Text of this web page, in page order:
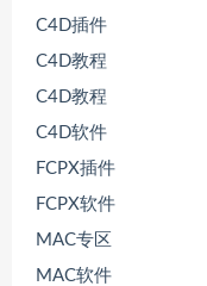
C4D插件
C4D教程
C4D教程
C4D软件
FCPX插件
FCPX软件
MAC专区
MAC软件